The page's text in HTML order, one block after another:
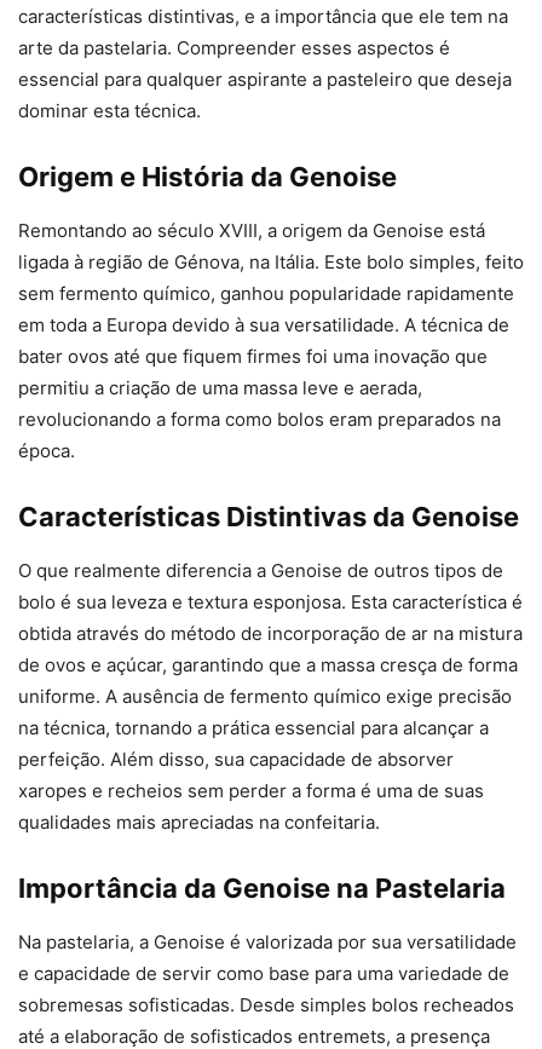
características distintivas, e a importância que ele tem na
arte da pastelaria. Compreender esses aspectos é
essencial para qualquer aspirante a pasteleiro que deseja
dominar esta técnica.
Origem e História da Genoise
Remontando ao século XVIII, a origem da Genoise está
ligada à região de Génova, na Itália. Este bolo simples, feito
sem fermento químico, ganhou popularidade rapidamente
em toda a Europa devido à sua versatilidade. A técnica de
bater ovos até que fiquem firmes foi uma inovação que
permitiu a criação de uma massa leve e aerada,
revolucionando a forma como bolos eram preparados na
época.
Características Distintivas da Genoise
O que realmente diferencia a Genoise de outros tipos de
bolo é sua leveza e textura esponjosa. Esta característica é
obtida através do método de incorporação de ar na mistura
de ovos e açúcar, garantindo que a massa cresça de forma
uniforme. A ausência de fermento químico exige precisão
na técnica, tornando a prática essencial para alcançar a
perfeição. Além disso, sua capacidade de absorver
xaropes e recheios sem perder a forma é uma de suas
qualidades mais apreciadas na confeitaria.
Importância da Genoise na Pastelaria
Na pastelaria, a Genoise é valorizada por sua versatilidade
e capacidade de servir como base para uma variedade de
sobremesas sofisticadas. Desde simples bolos recheados
até a elaboração de sofisticados entremets, a presença